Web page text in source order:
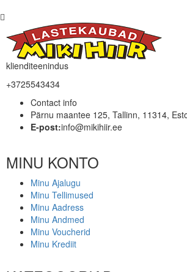
klienditeenindus
+3725543434
Contact info
Pärnu maantee 125, Tallinn, 11314,
E-post:info@mikihiir.ee
MINU KONTO
Minu Ajalugu
Minu Tellimused
Minu Aadress
Minu Andmed
Minu Voucherid
Minu Krediit